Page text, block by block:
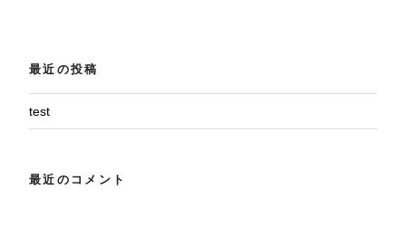
最近の投稿
test
最近のコメント